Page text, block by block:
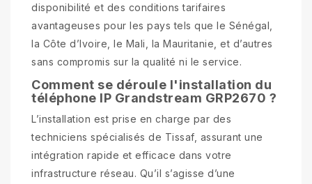
disponibilité et des conditions tarifaires
avantageuses pour les pays tels que le Sénégal,
la Côte d’Ivoire, le Mali, la Mauritanie, et d’autres
sans compromis sur la qualité ni le service.
Comment se déroule l'installation du
téléphone IP Grandstream GRP2670 ?
L’installation est prise en charge par des
techniciens spécialisés de Tissaf, assurant une
intégration rapide et efficace dans votre
infrastructure réseau. Qu’il s’agisse d’une